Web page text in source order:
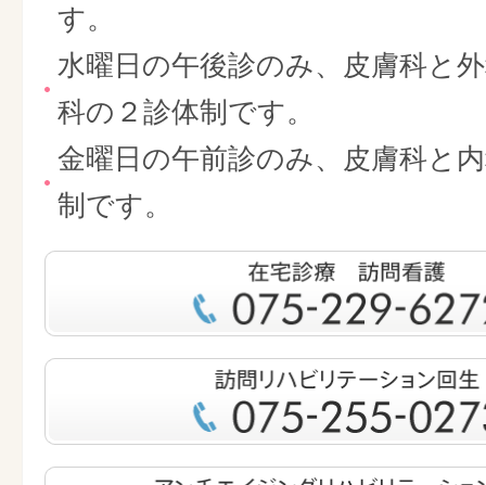
す。
水曜日の午後診のみ、皮膚科と
科の２診体制です。
金曜日の午前診のみ、皮膚科と
制です。